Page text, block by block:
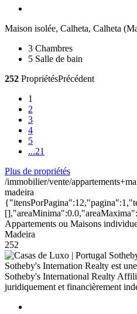
Maison isolée, Calheta, Calheta
3 Chambres
5 Salle de bain
252 PropriétésPrécédent
1
2
3
4
5
...21
Plus de propriétés
/immobilier/vente/
madeira
Appartements ou Maisons
Madeira
252
Sotheby's Internation Realty est
Sotheby's International Realty
juridiquement et financièrement